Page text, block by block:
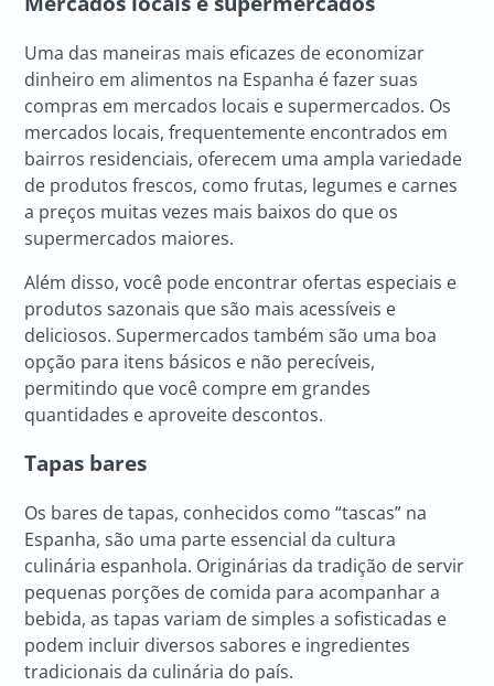
Uma das maneiras mais eficazes de economizar
dinheiro em alimentos na Espanha é fazer suas
compras em mercados locais e supermercados. Os
mercados locais, frequentemente encontrados em
bairros residenciais, oferecem uma ampla variedade
de produtos frescos, como frutas, legumes e carnes
a preços muitas vezes mais baixos do que os
supermercados maiores.
Além disso, você pode encontrar ofertas especiais e
produtos sazonais que são mais acessíveis e
deliciosos. Supermercados também são uma boa
opção para itens básicos e não perecíveis,
permitindo que você compre em grandes
quantidades e aproveite descontos.
Tapas bares
Os bares de tapas, conhecidos como “tascas” na
Espanha, são uma parte essencial da cultura
culinária espanhola. Originárias da tradição de servir
pequenas porções de comida para acompanhar a
bebida, as tapas variam de simples a sofisticadas e
podem incluir diversos sabores e ingredientes
tradicionais da culinária do país.